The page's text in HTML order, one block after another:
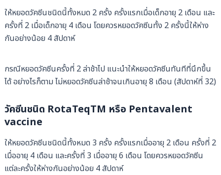
ให้หยอดวัคซีนชนิดนี้ทั้งหมด 2 ครั้ง ครั้งแรกเมื่อเด็กอายุ 2 เดือน และ
ครั้งที่ 2 เมื่อเด็กอายุ 4 เดือน โดยควรหยอดวัคซีนทั้ง 2 ครั้งนี้ให้ห่าง
กันอย่างน้อย 4 สัปดาห์
กรณีหยอดวัคซีนครั้งที่ 2 ล่าช้าไป แนะนำให้หยอดวัคซีนทันทีที่นึกขึ้น
ได้ อย่างไรก็ตาม ไม่หยอดวัคซีนล่าช้าจนเกินอายุ 8 เดือน (สัปดาห์ที่ 32)
วัคซีนชนิด RotaTeqTM หรือ Pentavalent
vaccine
ให้หยอดวัคซีนชนิดนี้ทั้งหมด 3 ครั้ง ครั้งแรกเมื่ออายุ 2 เดือน ครั้งที่ 2
เมื่ออายุ 4 เดือน และครั้งที่ 3 เมื่ออายุ 6 เดือน โดยควรหยอดวัคซีน
แต่ละครั้งให้ห่างกันอย่างน้อย 4 สัปดาห์